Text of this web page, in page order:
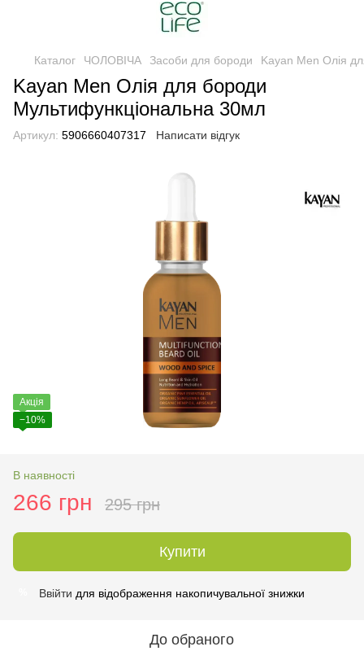
Каталог ЧОЛОВІЧА Засоби для бороди Kayan Men Олія
Kayan Men Олія для бороди
Мультифункціональна 30мл
Артикул: 5906660407317 Написати відгук
Акція
−10%
В наявності
266 грн 295 грн
Купити
Ввійти для відображення накопичувальної знижки
До обраного